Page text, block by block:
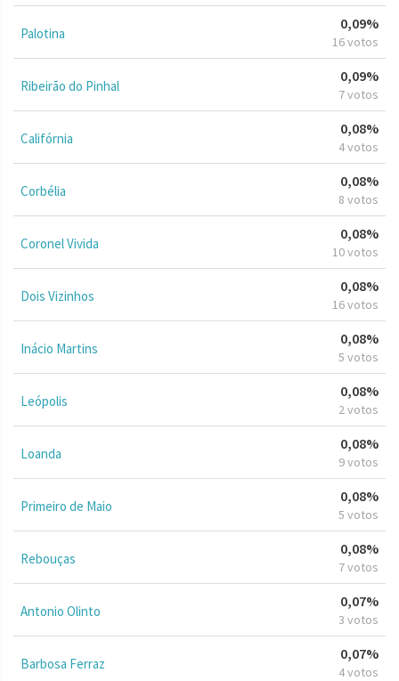
Palotina
0,09%
16 votos
Ribeirão do Pinhal
0,09%
7 votos
Califórnia
0,08%
4 votos
Corbélia
0,08%
8 votos
Coronel Vivida
0,08%
10 votos
Dois Vizinhos
0,08%
16 votos
Inácio Martins
0,08%
5 votos
Leópolis
0,08%
2 votos
Loanda
0,08%
9 votos
Primeiro de Maio
0,08%
5 votos
Rebouças
0,08%
7 votos
Antonio Olinto
0,07%
3 votos
Barbosa Ferraz
0,07%
4 votos